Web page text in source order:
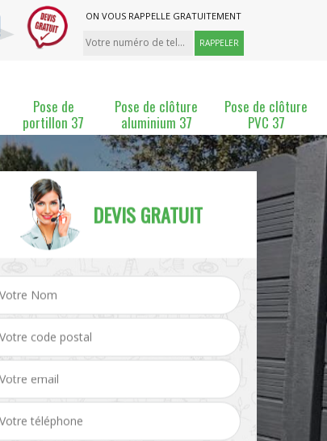
ON VOUS RAPPELLE GRATUITEMENT
Pose de
portillon 37
Pose de clôture
aluminium 37
Pose de clôture
PVC 37
Pose et changement de Pose de grillage 37
DEVIS GRATUIT